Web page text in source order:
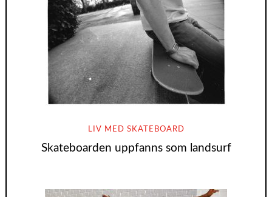
LIV MED SKATEBOARD
Skateboarden uppfanns som landsurf